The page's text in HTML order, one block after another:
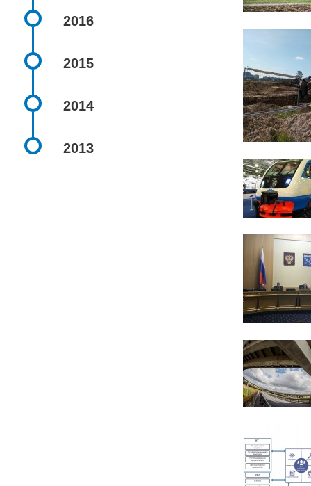
2016
2015
2014
2013